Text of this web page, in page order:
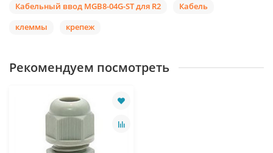
Кабельный ввод MGB8-04G-ST для R2
Кабель
клеммы
крепеж
Рекомендуем посмотреть